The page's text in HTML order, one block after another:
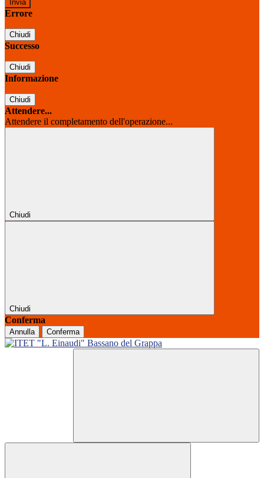
Errore
Chiudi
Successo
Chiudi
Informazione
Chiudi
Attendere...
Attendere il completamento dell'operazione...
Chiudi
Chiudi
Conferma
Annulla Conferma